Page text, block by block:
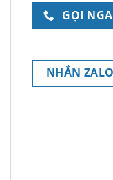
GỌI
NHẮN